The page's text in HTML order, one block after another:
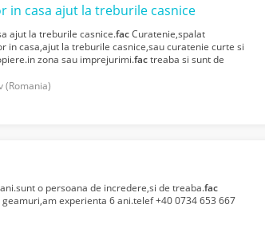
in casa ajut la treburile casnice
ajut la treburile casnice.facCuratenie,spalat
in casa,ajut la treburile casnice,sau curatenie curte si
zona sau imprejurimi.factreaba si sunt de
(Romania)
o persoana de incredere,si de treaba.fac
experienta 6 ani.telef +40 0734 653 667